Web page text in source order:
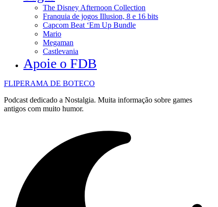
The Disney Afternoon Collection
Franquia de jogos Illusion, 8 e 16 bits
Capcom Beat ‘Em Up Bundle
Mario
Megaman
Castlevania
Apoie o FDB
FLIPERAMA DE BOTECO
Podcast dedicado a Nostalgia. Muita informação sobre games
antigos com muito humor.